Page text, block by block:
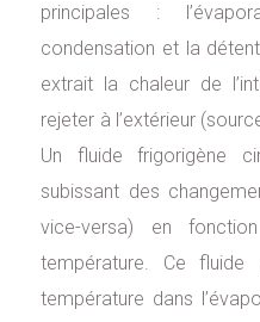
principales :
condensation et la
extrait la chaleur de
rejeter à l’extérieur
Un fluide frigorigène
subissant des
vice-versa) en
température. Ce
température dans